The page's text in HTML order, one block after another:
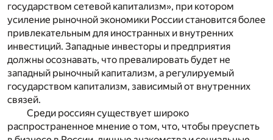
государством сетевой капитализм», при котором
усиление рыночной экономики России становится более
привлекательным для иностранных и внутренних
инвестиций. Западные инвесторы и предприятия
должны осознавать, что превалировать будет не
западный рыночный капитализм, а регулируемый
государством капитализм, зависимый от внутренних
связей.
Среди россиян существует широко
распространенное мнение о том, что, чтобы преуспеть